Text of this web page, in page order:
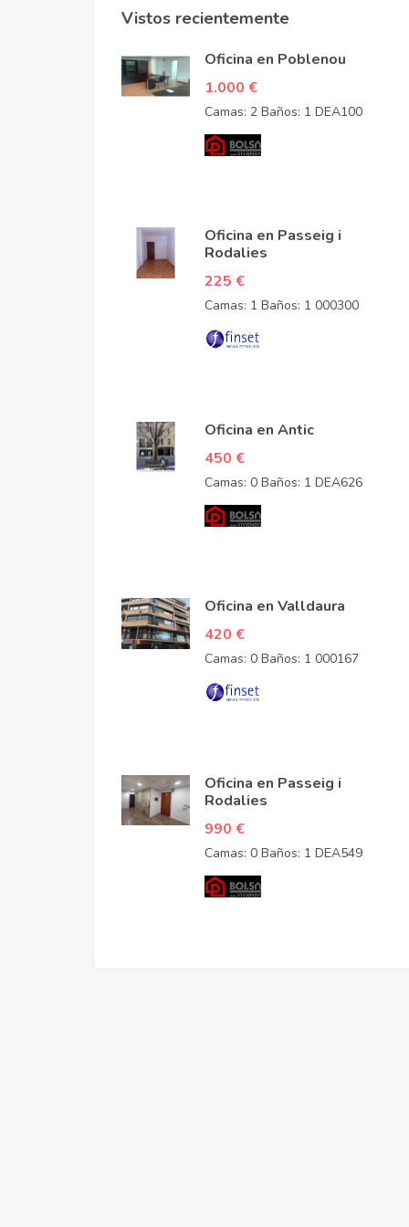
Vistos recientemente
Oficina en Poblenou
1.000 €
Camas: 2 Baños: 1 DEA100
Oficina en Passeig i
Rodalies
225 €
Camas: 1 Baños: 1 000300
Oficina en Antic
450 €
Camas: 0 Baños: 1 DEA626
Oficina en Valldaura
420 €
Camas: 0 Baños: 1 000167
Oficina en Passeig i
Rodalies
990 €
Camas: 0 Baños: 1 DEA549